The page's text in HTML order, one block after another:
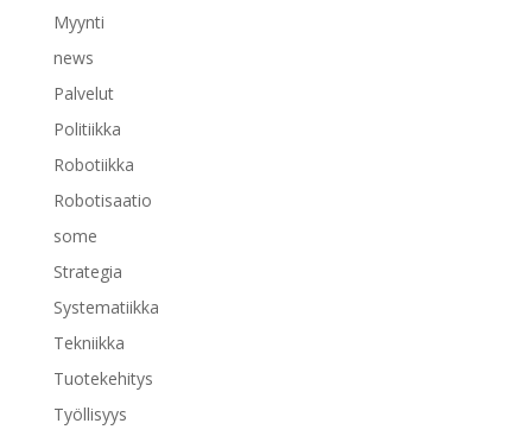
Myynti
news
Palvelut
Politiikka
Robotiikka
Robotisaatio
some
Strategia
Systematiikka
Tekniikka
Tuotekehitys
Työllisyys